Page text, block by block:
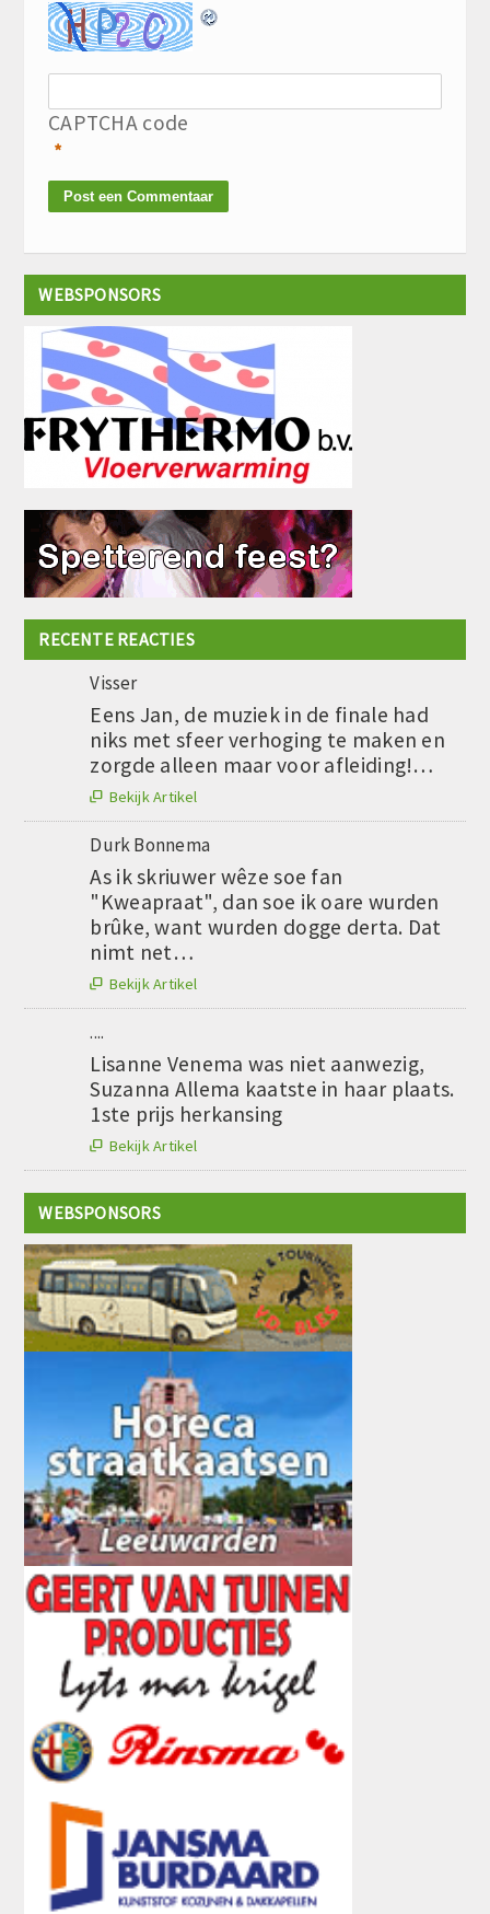
CAPTCHA code
*
WEBSPONSORS
RECENTE REACTIES
Visser
Eens Jan, de muziek in de finale had
niks met sfeer verhoging te maken en
zorgde alleen maar voor afleiding!…
 Bekijk Artikel
Durk Bonnema
As ik skriuwer wêze soe fan
"Kweapraat", dan soe ik oare wurden
brûke, want wurden dogge derta. Dat
nimt net…
 Bekijk Artikel
....
Lisanne Venema was niet aanwezig,
Suzanna Allema kaatste in haar plaats.
1ste prijs herkansing
 Bekijk Artikel
WEBSPONSORS